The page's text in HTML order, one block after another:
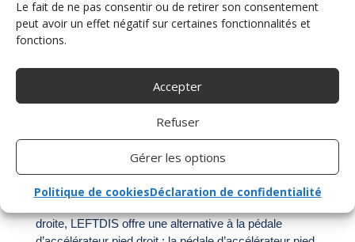
Le fait de ne pas consentir ou de retirer son consentement
peut avoir un effet négatif sur certaines fonctionnalités et
fonctions.
Accepter
Refuser
Gérer les options
Politique de cookiesDéclaration de confidentialité
PÉDALE ACCÉLÉRATEUR
droite, LEFTDIS offre une alternative à la pédale